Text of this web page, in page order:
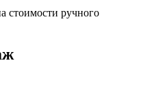
стоимости ручного